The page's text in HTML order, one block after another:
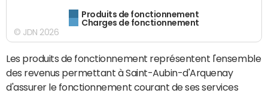
Produits de fonctionnement
Charges de fonctionnement
© JDN 2026
Les produits de fonctionnement représentent l'ensemble
des revenus permettant à Saint-Aubin-d'Arquenay
d'assurer le fonctionnement courant de ses services